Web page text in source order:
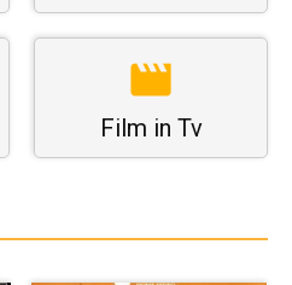
Film in Tv